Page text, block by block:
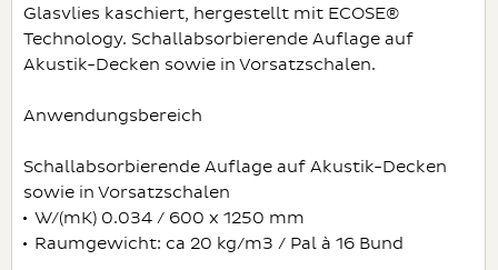
Glasvlies kaschiert, hergestellt mit ECOSE®
Technology. Schallabsorbierende Auflage auf
Akustik-Decken sowie in Vorsatzschalen.
Anwendungsbereich
Schallabsorbierende Auflage auf Akustik-Decken
sowie in Vorsatzschalen
W/(mK) 0.034 / 600 x 1250 mm
Raumgewicht: ca 20 kg/m3 / Pal à 16 Bund